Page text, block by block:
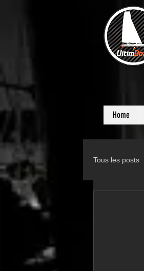
Home
Tous les posts